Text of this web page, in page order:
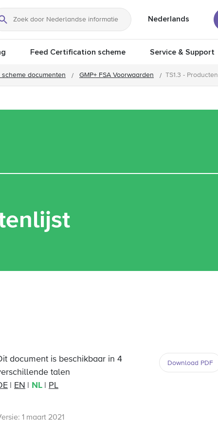
Zoeken
Nederlands
Feed Certification scheme Service & Support
scheme documenten GMP+ FSA Voorwaarden TS1.3 -
document is beschikbaar in 4
talen
EN NL PL
1 maart 2021
Download PDF